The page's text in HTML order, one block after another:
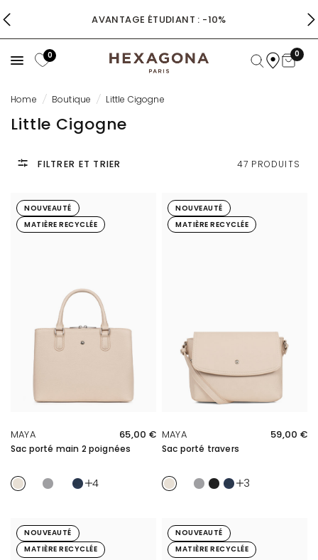
AVANTAGE ÉTUDIANT : -10%
0 0
Home / Boutique / Little Cigogne
Little Cigogne
FILTRER ET TRIER 47 PRODUITS
NOUVEAUTÉ
MATIÈRE RECYCLÉE
MAYA 65,00 €
Sac porté main 2 poignées
IvoireIvoire/Marine
GaletTan/Sable
Marine
4
NOUVEAUTÉ
MATIÈRE RECYCLÉE
MAYA 59,00 €
Sac porté travers
IvoireIvoire/Marine
Galet
NoirMarine
3
NOUVEAUTÉ
MATIÈRE RECYCLÉE
NOUVEAUTÉ
MATIÈRE RECYCLÉE